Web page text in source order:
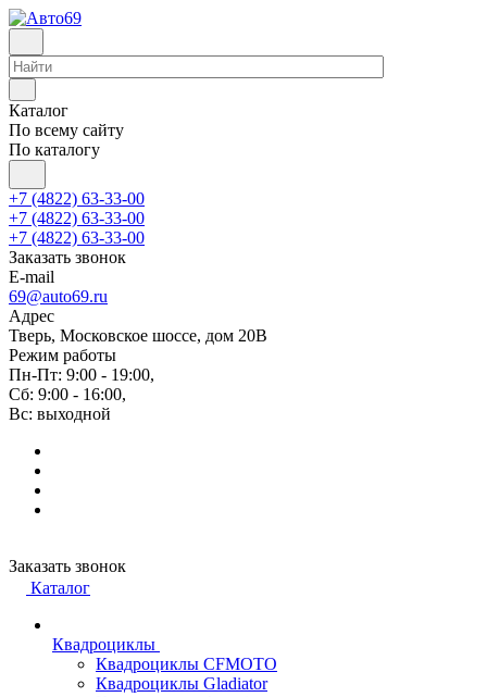
Каталог
По всему сайту
По каталогу
+7 (4822) 63-33-00
+7 (4822) 63-33-00
+7 (4822) 63-33-00
Заказать звонок
E-mail
69@auto69.ru
Адрес
Тверь, Московское шоссе, дом 20В
Режим работы
Пн-Пт: 9:00 - 19:00,
Сб: 9:00 - 16:00,
Вс: выходной
Заказать звонок
Каталог
Квадроциклы
Квадроциклы CFMOTO
Квадроциклы Gladiator